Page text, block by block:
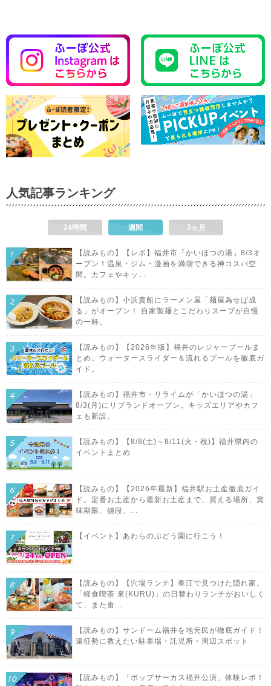
人気記事ランキング
24時間 週間 3ヶ月
【読みもの】【レポ】福井市「かいほつの湯」8/3オ
ープン！温泉・ジム・漫画を満喫できる神コスパ空
間。カフェやキッ...
【読みもの】小浜貴船にラーメン屋「麺屋為せば成
る」がオープン！ 自家製麺とこだわりスープが自慢
の一杯。
【読みもの】【2026年版】福井のレジャープールま
とめ。ウォータースライダー＆流れるプールを徹底ガ
イド。
【読みもの】福井市・リライムが「かいほつの湯」
8/3(月)にリブランドオープン。キッズエリアやカフ
ェも新設。
【読みもの】【8/8(土)～8/11(火・祝)】福井県内の
イベントまとめ
【読みもの】【2026年最新】福井駅お土産徹底ガイ
ド。定番お土産から最新お土産まで、買える場所、賞
味期限、値段、...
【イベント】あわらのぶどう園に行こう！
【読みもの】【穴場ランチ】春江で見つけた隠れ家。
「軽食喫茶 來(KURU)」の日替わりランチがおいしく
て、また食...
【読みもの】サンドーム福井を地元民が徹底ガイド！
遠征勢に教えたい駐車場・託児所・周辺スポット
【読みもの】「ポップサーカス福井公演」体験レポ！